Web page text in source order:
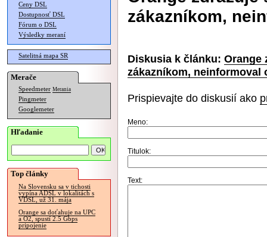
Ceny DSL
Dostupnosť DSL
Fórum o DSL
Výsledky meraní
Satelitná mapa SR
Merače
Speedmeter Merania
Pingmeter
Googlemeter
Hľadanie
Top články
Na Slovensku sa v tichosti
vypína ADSL v lokalitách s
VDSL, už 31. mája
Orange sa doťahuje na UPC
a O2, spustí 2.5 Gbps
pripojenie
zákazníkom,
Diskusia k článku: Orange
zákazníkom, neinformoval
Prispievajte do diskusií ako
Meno:
Titulok:
Text: